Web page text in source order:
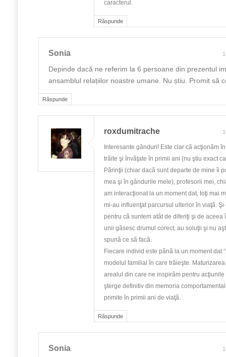
Răspunde
caracterul.
Răspunde
Sonia
Depinde dacă ne referim la 6 persoane din prezentul
ansamblul relațiilor noastre umane. Nu știu. Promit să
Răspunde
roxdumitrache
Interesante gânduri! Este clar cã acţionãm
trãite şi învãţate în primii ani (nu ştiu exact
Pãrinţii (chiar dacã sunt departe de mine îi
mea şi în gândurile mele), profesorii mei,
am interacţionat la un moment dat, toţi mai
mi-au influenţat parcursul ulterior în viaţã. Şi
pentru cã suntem atât de diferiţi şi de aceea
unii gãsesc drumul corect, au soluţii şi nu
spunã ce sã facã.
Fiecare individ este pânã la un moment dat
modelul familial în care trãieşte. Maturizarea
arealul din care ne inspirãm pentru
şterge definitiv din memoria
primite în primii ani de viaţã.
Sonia